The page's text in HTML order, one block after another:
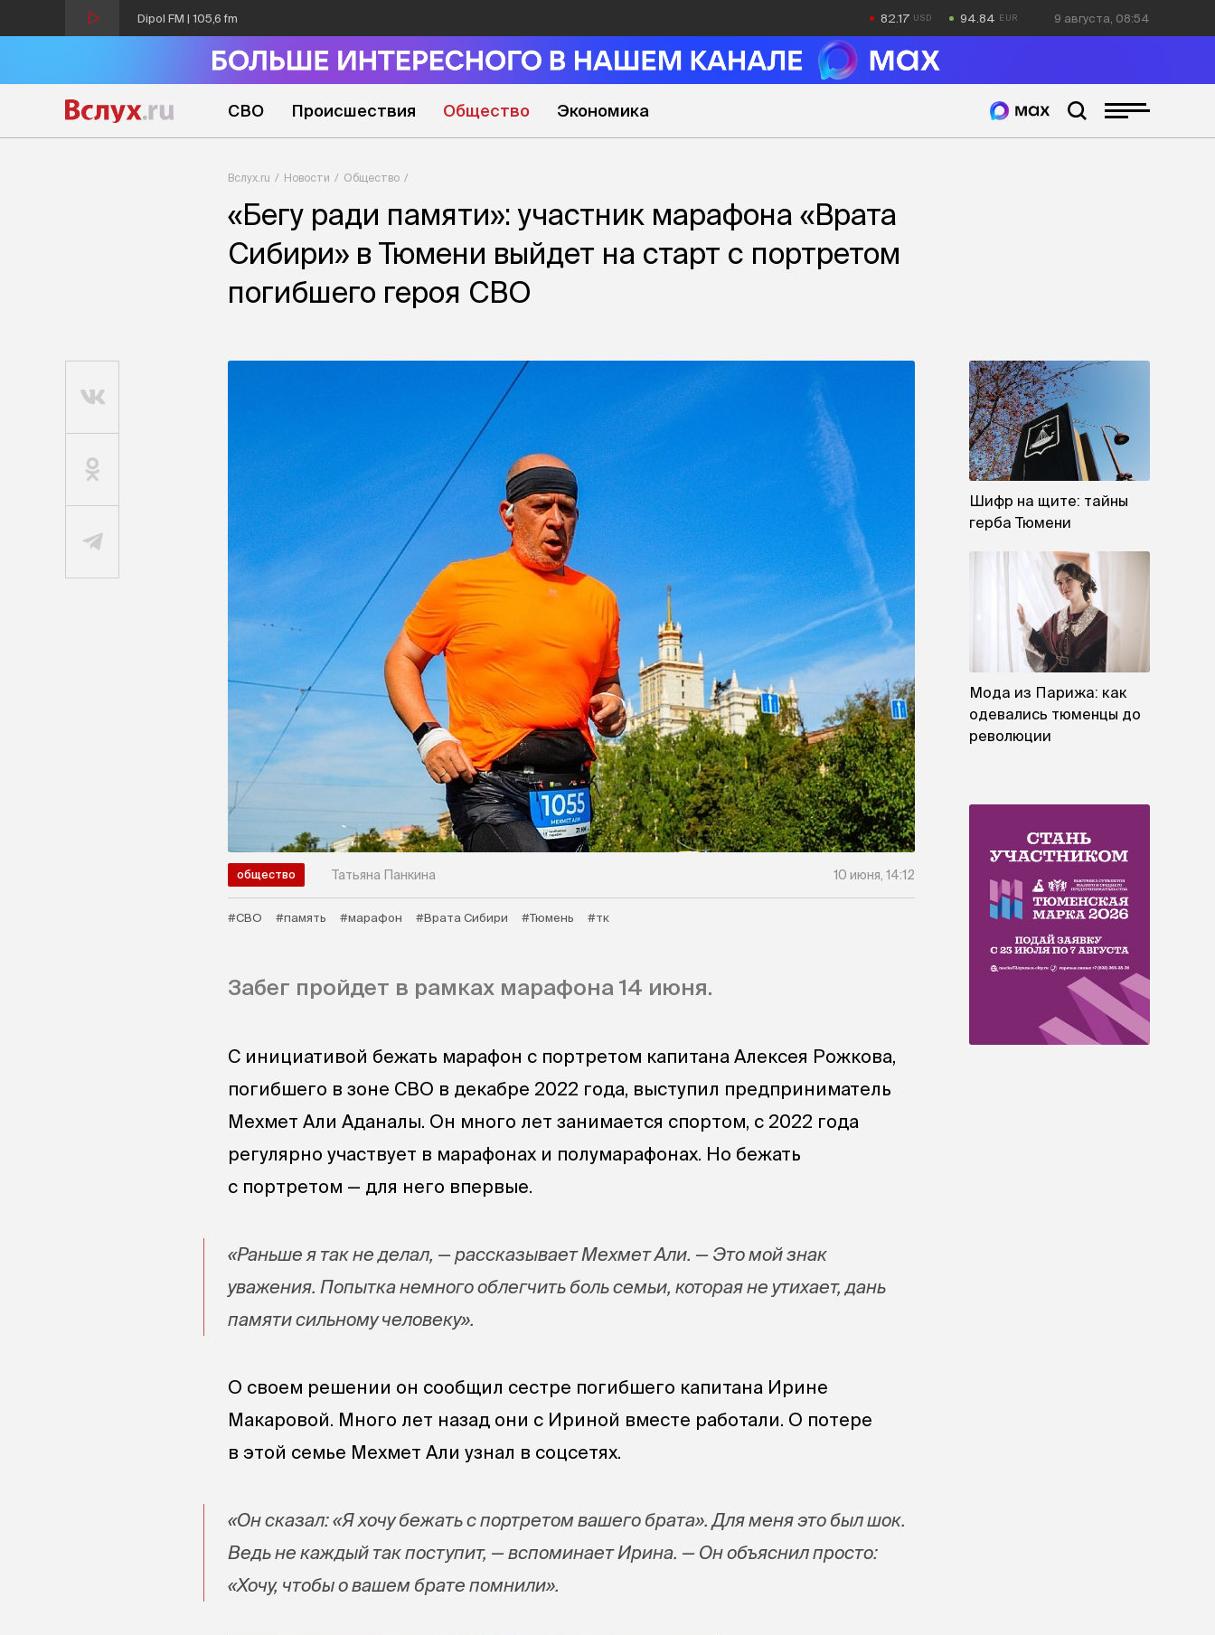
Dipol FM | 105,6 fm 82.17 94.84 9 августа, 08:54
СВО Происшествия Общество Экономика
Вслух.ru Новости Общество
«Бегу ради памяти»: участник марафона «Врата
Сибири» в Тюмени выйдет на старт с портретом
погибшего героя СВО
общество Татьяна Панкина 10 июня, 14:12
#СВО #память #марафон #Врата Сибири #Тюмень #тк
Забег пройдет в рамках марафона 14 июня.
С инициативой бежать марафон с портретом капитана Алексея Рожкова,
погибшего в зоне СВО в декабре 2022 года, выступил предприниматель
Мехмет Али Аданалы. Он много лет занимается спортом, с 2022 года
регулярно участвует в марафонах и полумарафонах. Но бежать
с портретом — для него впервые.
«Раньше я так не делал, — рассказывает Мехмет Али. — Это мой знак
уважения. Попытка немного облегчить боль семьи, которая не утихает, дань
памяти сильному человеку».
О своем решении он сообщил сестре погибшего капитана Ирине
Макаровой. Много лет назад они с Ириной вместе работали. О потере
в этой семье Мехмет Али узнал в соцсетях.
«Он сказал: «Я хочу бежать с портретом вашего брата». Для меня это был шок.
Ведь не каждый так поступит, — вспоминает Ирина. — Он объяснил просто:
«Хочу, чтобы о вашем брате помнили».
Шифр на щите: тайны
герба Тюмени
Мода из Парижа: как
одевались тюменцы до
революции